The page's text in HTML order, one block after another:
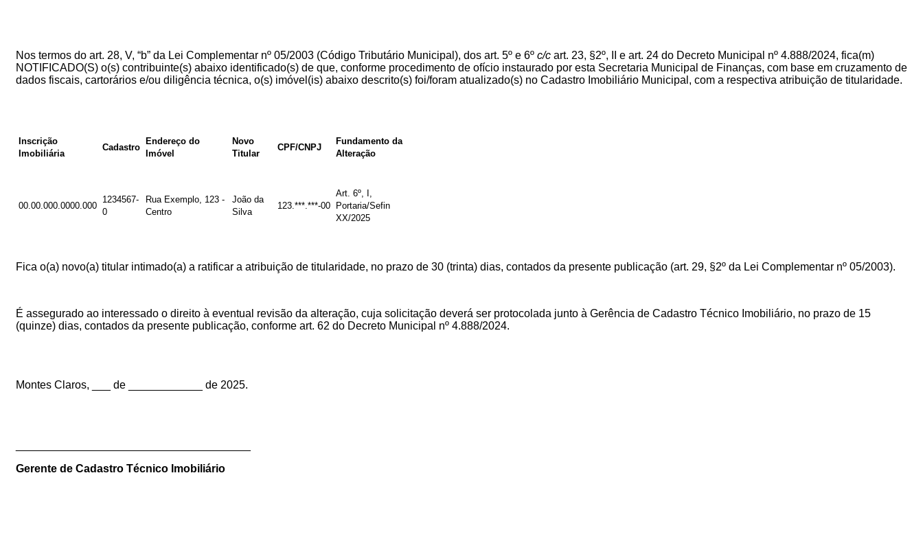
Nos termos do art. 28, V, “b” da Lei Complementar nº 05/2003 (Código Tributário Municipal), dos art. 5º e 6º c/c art. 23, §2º, II e art. 24 do Decreto Municipal nº 4.888/2024, fica(m)
NOTIFICADO(S) o(s) contribuinte(s) abaixo identificado(s) de que, conforme procedimento de ofício instaurado por esta Secretaria Municipal de Finanças, com base em cruzamento de
dados fiscais, cartorários e/ou diligência técnica, o(s) imóvel(is) abaixo descrito(s) foi/foram atualizado(s) no Cadastro Imobiliário Municipal, com a respectiva atribuição de titularidade.
Inscrição
Imobiliária
Cadastro
Endereço do
Imóvel
Novo
Titular
CPF/CNPJ
Fundamento da
Alteração
00.00.000.0000.000
1234567-
0
Rua Exemplo, 123 -
Centro
João da
Silva
123.***.***-00
Art. 6º, I,
Portaria/Sefin
XX/2025
Fica o(a) novo(a) titular intimado(a) a ratificar a atribuição de titularidade, no prazo de 30 (trinta) dias, contados da presente publicação (art. 29, §2º da Lei Complementar nº 05/2003).
É assegurado ao interessado o direito à eventual revisão da alteração, cuja solicitação deverá ser protocolada junto à Gerência de Cadastro Técnico Imobiliário, no prazo de 15
(quinze) dias, contados da presente publicação, conforme art. 62 do Decreto Municipal nº 4.888/2024.
Montes Claros, ___ de ____________ de 2025.
Gerente de Cadastro Técnico Imobiliário